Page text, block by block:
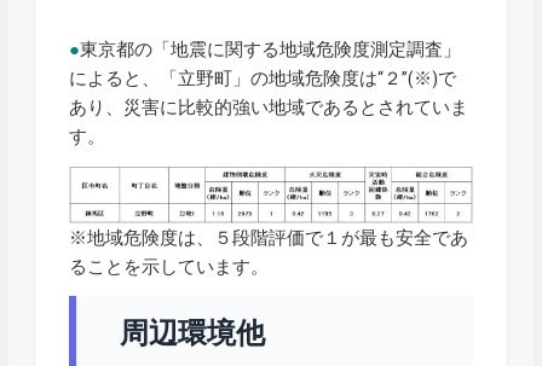
●東京都の「地震に関する地域危険度測定調査」
によると、「立野町」の地域危険度は“２”(※)で
あり、災害に比較的強い地域であるとされていま
す。
※地域危険度は、５段階評価で１が最も安全であ
ることを示しています。
周辺環境他